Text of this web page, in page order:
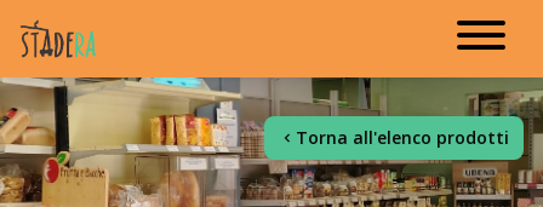
Torna all'elenco prodotti